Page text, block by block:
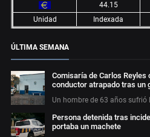
44.15
Unidad
Indexada
ÚLTIMA SEMANA
Comisaría de Carlos
conductor atrapado tras un
Un hombre de 63 años sufrió
Persona detenida tras
portaba un machete